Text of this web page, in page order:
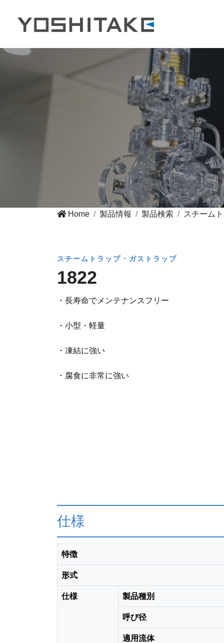
Home 製品情報 製品検索 スチーム
スチームトラップ・ガストラップ
1822
・長寿命でメンテナンスフリー
・小型・軽量
・凍結に強い
・腐食に非常に強い
仕様
特徴
形式
仕様 製品種別
呼び径
適用流体